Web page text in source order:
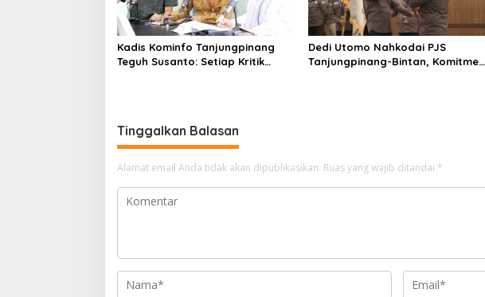
Kadis Kominfo Tanjungpinang
Teguh Susanto: Setiap Kritik
Dedi Utomo Nahkodai PJS
Tanjungpinang-Bintan, Komitmen
Tinggalkan Balasan
Alamat email Anda tidak akan dipublikasikan. Ruas yang wajib ditandai *